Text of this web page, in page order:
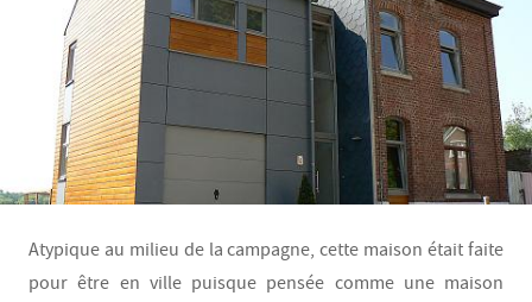
Atypique au milieu de la campagne, cette maison était faite
pour être en ville puisque pensée comme une maison